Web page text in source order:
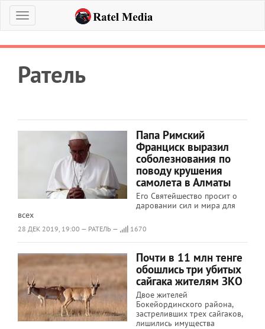
Меню
Ратель
Папа Римский
Франциск выразил
соболезнования по
поводу крушения
самолета в Алматы
Его Святейшество просит о
даровании сил и мира для
всех
28 ДЕК 2019, 19:00 — РАТЕЛЬ — 1670
Почти в 11 млн тенге
обошлись три убитых
сайгака жителям ЗКО
Двое жителей
Бокейординского района,
застреливших трех сайгаков,
лишились имущества